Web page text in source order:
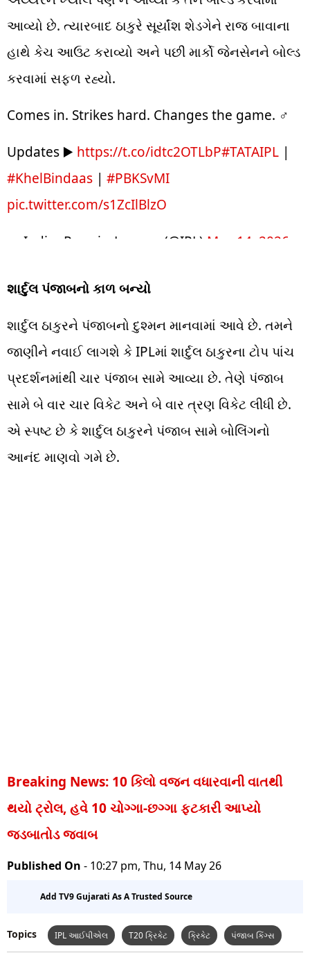
આવ્યો છે. ત્યારબાદ ઠાકુરે સૂર્યાંશ શેડગેને રાજ બાવાના
હાથે કેચ આઉટ કરાવ્યો અને પછી માર્કો જેનસેનને બોલ્ડ
કરવામાં સફળ રહ્યો.
Comes in. Strikes hard. Changes the game. ‍♂️
Updates ▶️ https://t.co/idtc2OTLbP#TATAIPL |
#KhelBindaas | #PBKSvMI
pic.twitter.com/s1ZcIlBlzO
— IndianPremierLeague (@IPL) May 14, 2026
શાર્દુલ પંજાબનો કાળ બન્યો
શાર્દુલ ઠાકુરને પંજાબનો દુશ્મન માનવામાં આવે છે. તમને
જાણીને નવાઈ લાગશે કે IPLમાં શાર્દુલ ઠાકુરના ટોપ પાંચ
પ્રદર્શનમાંથી ચાર પંજાબ સામે આવ્યા છે. તેણે પંજાબ
સામે બે વાર ચાર વિકેટ અને બે વાર ત્રણ વિકેટ લીધી છે.
એ સ્પષ્ટ છે કે શાર્દુલ ઠાકુરને પંજાબ સામે બોલિંગનો
આનંદ માણવો ગમે છે.
Breaking News: 10 કિલો વજન વધારવાની વાતથી
થયો ટ્રોલ, હવે 10 ચોગ્ગા-છગ્ગા ફટકારી આપ્યો
જડબાતોડ જવાબ
Published On - 10:27 pm, Thu, 14 May 26
Add TV9 Gujarati As A Trusted Source
Topics IPL આઈપીએલ T20 ક્રિકેટ ક્રિકેટ પંજાબ કિંગ્સ